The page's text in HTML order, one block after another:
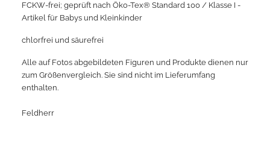
FCKW-frei; geprüft nach Öko-Tex® Standard 100 / Klasse I -
Artikel für Babys und Kleinkinder
chlorfrei und säurefrei
Alle auf Fotos abgebildeten Figuren und Produkte dienen nur
zum Größenvergleich. Sie sind nicht im Lieferumfang
enthalten.
Feldherr